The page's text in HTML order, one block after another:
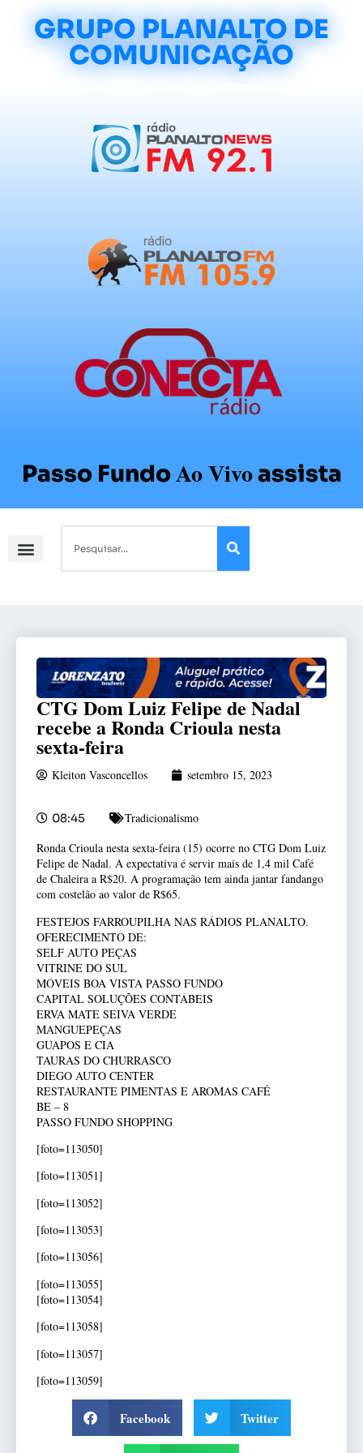
GRUPO PLANALTO DE
COMUNICAÇÃO
Passo FundoAo Vivoassista
CTG Dom Luiz Felipe de Nadal
recebe a Ronda Crioula nesta
sexta-feira
Kleiton Vasconcellos setembro 15, 2023
08:45
Tradicionalismo
Ronda Crioula nesta sexta-feira (15) ocorre no CTG Dom Luiz
Felipe de Nadal. A expectativa é servir mais de 1,4 mil Café
de Chaleira a R$20. A programação tem ainda jantar fandango
com costelão ao valor de R$65.
FESTEJOS FARROUPILHA NAS RÁDIOS PLANALTO.
OFERECIMENTO DE:
SELF AUTO PEÇAS
VITRINE DO SUL
MÓVEIS BOA VISTA PASSO FUNDO
CAPITAL SOLUÇÕES CONTÁBEIS
ERVA MATE SEIVA VERDE
MANGUEPEÇAS
GUAPOS E CIA
TAURAS DO CHURRASCO
DIEGO AUTO CENTER
RESTAURANTE PIMENTAS E AROMAS CAFÉ
BE – 8
PASSO FUNDO SHOPPING
[foto=113050]
[foto=113051]
[foto=113052]
[foto=113053]
[foto=113056]
[foto=113055]
[foto=113054]
[foto=113058]
[foto=113057]
[foto=113059]
Facebook Twitter